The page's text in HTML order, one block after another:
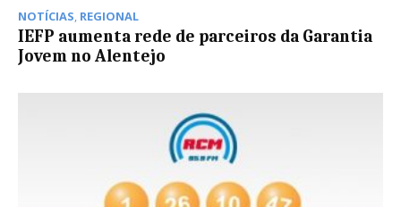
NOTÍCIAS REGIONAL
IEFP aumenta rede de parceiros da Garantia
Jovem no Alentejo